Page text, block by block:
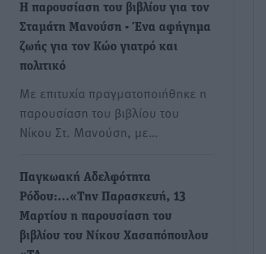
Η παρουσίαση του βιβλίου για τον
Σταμάτη Μανούση - Ένα αφήγημα
ζωής για τον Κώο γιατρό και
πολιτικό
Με επιτυχία πραγματοποιήθηκε η
παρουσίαση του βιβλίου του
Νίκου Στ. Μανούση, με…
Παγκωακή Αδελφότητα
Ρόδου:...«Την Παρασκευή, 13
Μαρτίου η παρουσίαση του
βιβλίου του Νίκου Χασαπόπουλου